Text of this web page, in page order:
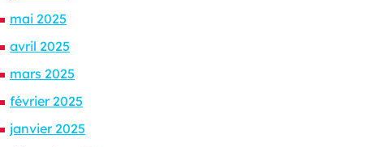
mai 2025
avril 2025
mars 2025
février 2025
janvier 2025